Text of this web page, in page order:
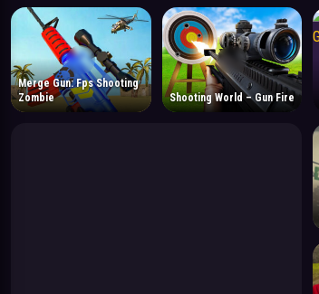
Merge Gun: Fps Shooting
Zombie
Shooting World – Gun Fire